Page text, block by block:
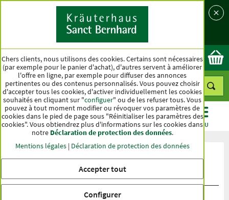
Pays
Ok
CATÉGORIES OFFRES BEST-SELLER MENU
Évaluation du produit Gélules au
magnésium
Chers clients, nous utilisons des cookies. Certains sont nécessaires
(par exemple pour le panier d'achat), d'autres servent à améliorer
l'offre en ligne, par exemple pour diffuser des annonces
pertinentes ou des contenus personnalisés. Vous pouvez choisir
d'accepter tous les cookies, d'activer individuellement les cookies
souhaités en cliquant sur "configuer" ou de les refuser tous. Vous
pouvez à tout moment modifier ou révoquer vos paramètres de
cookies dans le pied de page sous "Réinitialiser les paramètres des
cookies". Vous obtiendrez plus d'informations sur les cookies dans
notre Déclaration de protection des données.
Mentions légales| Déclaration de protection des données
Accepter tout
Configurer